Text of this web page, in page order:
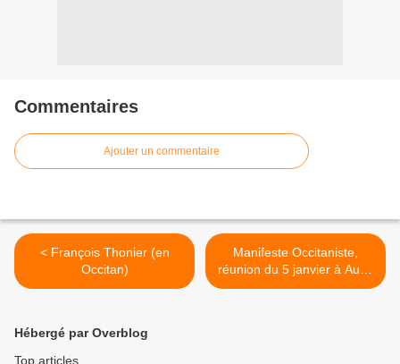
Commentaires
Ajouter un commentaire
< François Thonier (en
Occitan)
Manifeste Occitaniste,
réunion du 5 janvier à Auch
>
Hébergé par Overblog
Top articles